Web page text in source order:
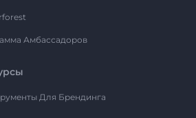
Амбассадоров
Для Брендинга